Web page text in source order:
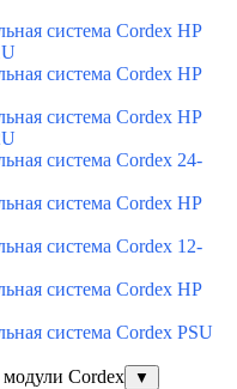
система Cordex HP
система Cordex HP
система Cordex HP
система Cordex 24-
система Cordex HP
система Cordex 12-
система Cordex HP
система Cordex PSU
Cordex
▼